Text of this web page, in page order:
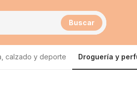
Buscar
calzado y deporte Droguería y